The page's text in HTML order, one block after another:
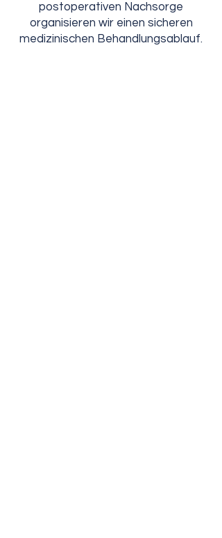
postoperativen Nachsorge
organisieren wir einen sicheren
medizinischen Behandlungsablauf.